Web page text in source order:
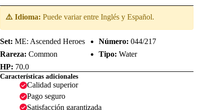
⚠️ Idioma: Puede variar entre Inglés y Español.
Set: ME: Ascended Heroes Número: 044/217
Rareza: Common Tipo: Water
HP: 70.0
Características adicionales
Calidad superior
Pago seguro
Satisfacción garantizada